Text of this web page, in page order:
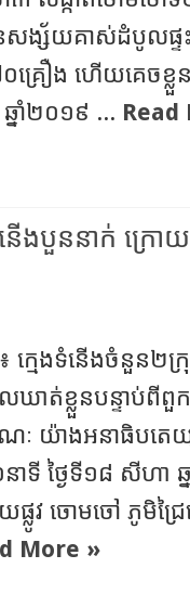
សង្ស័យគាស់ដំបូលផ្
គ្រឿង​ ហើយគេចខ្លួ
នាំ២០១៩​ ... Read
ងបួននាក់ ក្រោយ
ក្មេងទំនើងចំនួន២ក្
ឃាត់ខ្លួនបន្ទាប់ពីពួក
ណៈ យ៉ាងអនាធិបត
ាទី ថ្ងៃទី១៨ សីហា
លូវ ចោមចៅ ភូមិជ្រ
More »